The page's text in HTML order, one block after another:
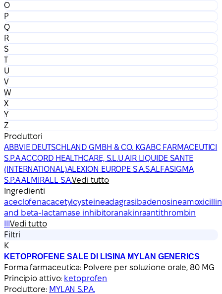
O
P
Q
R
S
T
U
V
W
X
Y
Z
Produttori
ABBVIE DEUTSCHLAND GMBH & CO. KGABC FARMACEUTICI
S.P.A.ACCORD HEALTHCARE, S.L.U.AIR LIQUIDE SANTE
(INTERNATIONAL)ALEXION EUROPE S.A.S.ALFASIGMA
S.P.A.ALMIRALL S.A.Vedi tutto
Ingredienti
aceclofenacacetylcysteineadagrasibadenosineamoxicillin
and beta-lactamase inhibitoranakinraantithrombin
Vedi tutto
Filtri
K
KETOPROFENE SALE DI LISINA MYLAN GENERICS
Forma farmaceutica: Polvere per soluzione orale, 80 MG
Principio attivo: ketoprofen
Produttore: MYLAN S.P.A.